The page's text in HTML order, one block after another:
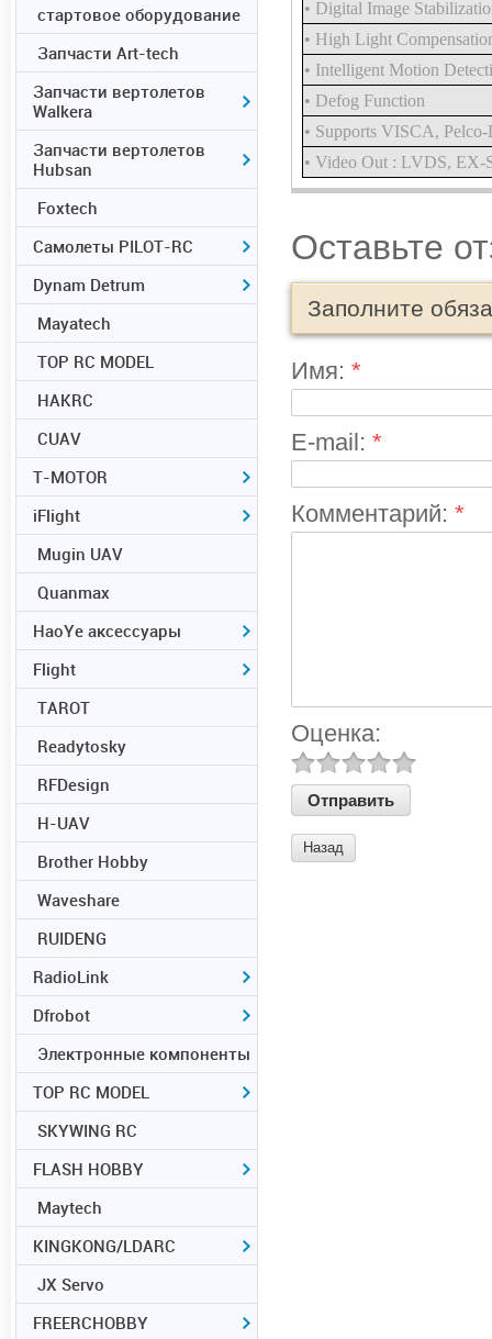
• Digital Image
• High Light
• Intelligent Motion
• Defog Function
• Supports VISCA,
• Video Out : LVDS,
Оставьте
Заполните
Имя: *
E-mail: *
Комментарий: *
Оценка:
Назад
стартовое оборудование
Запчасти Art-tech
Запчасти вертолетов
Walkera
Запчасти вертолетов
Hubsan
Foxtech
Самолеты PILOT-RC
Dynam Detrum
Mayatech
TOP RC MODEL
HAKRC
CUAV
T-MOTOR
iFlight
Mugin UAV
Quanmax
HaoYe аксессуары
Flight
TAROT
Readytosky
RFDesign
H-UAV
Brother Hobby
Waveshare
RUIDENG
RadioLink
Dfrobot
Электронные компоненты
TOP RC MODEL
SKYWING RC
FLASH HOBBY
Maytech
KINGKONG/LDARC
JX Servo
FREERCHOBBY